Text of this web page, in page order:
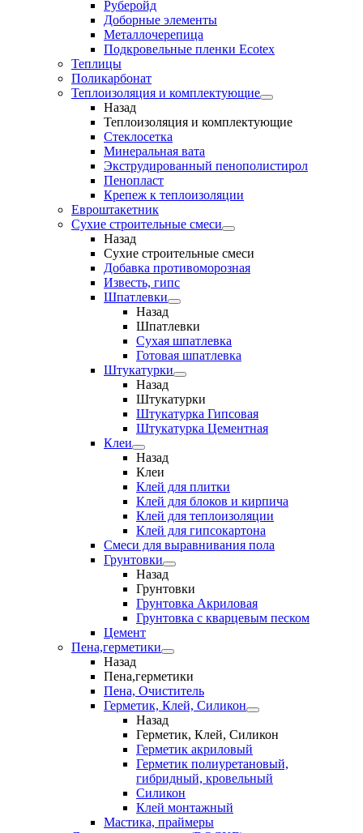
Руберойд
Доборные элементы
Металлочерепица
Подкровельные пленки Ecotex
Теплицы
Поликарбонат
Теплоизоляция и комплектующие
Назад
Теплоизоляция и комплектующие
Стеклосетка
Минеральная вата
Экструдированный пенополистирол
Пенопласт
Крепеж к теплоизоляции
Евроштакетник
Сухие строительные смеси
Назад
Сухие строительные смеси
Добавка противоморозная
Известь, гипс
Шпатлевки
Назад
Шпатлевки
Сухая шпатлевка
Готовая шпатлевка
Штукатурки
Назад
Штукатурки
Штукатурка Гипсовая
Штукатурка Цементная
Клеи
Назад
Клеи
Клей для плитки
Клей для блоков и кирпича
Клей для теплоизоляции
Клей для гипсокартона
Смеси для выравнивания пола
Грунтовки
Назад
Грунтовки
Грунтовка Акриловая
Грунтовка с кварцевым песком
Цемент
Пена,герметики
Назад
Пена,герметики
Пена, Очиститель
Герметик, Клей, Силикон
Назад
Герметик, Клей, Силикон
Герметик акриловый
Герметик полиуретановый,
гибридный, кровельный
Силикон
Клей монтажный
Мастика, праймеры